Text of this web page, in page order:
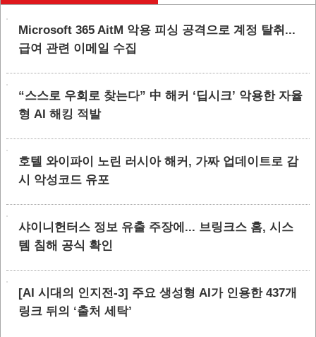
Microsoft 365 AitM 악용 피싱 공격으로 계정 탈취...
급여 관련 이메일 수집
“스스로 우회로 찾는다” 中 해커 ‘딥시크’ 악용한 자율
형 AI 해킹 적발
호텔 와이파이 노린 러시아 해커, 가짜 업데이트로 감
시 악성코드 유포
샤이니헌터스 정보 유출 주장에... 브링크스 홈, 시스
템 침해 공식 확인
[AI 시대의 인지전-3] 주요 생성형 AI가 인용한 437개
링크 뒤의 ‘출처 세탁’